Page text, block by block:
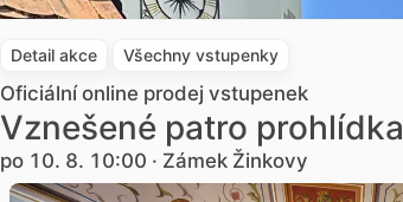
Detail akce Všechny vstupenky
Oficiální online prodej vstupenek
Vznešené patro prohlídka
po 10. 8. 10:00 · Zámek Žinkovy